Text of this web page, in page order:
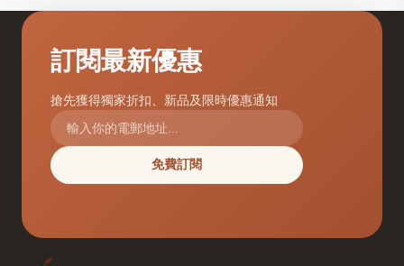
訂閱最新優惠
搶先獲得獨家折扣、新品及限時優惠通知
免費訂閱